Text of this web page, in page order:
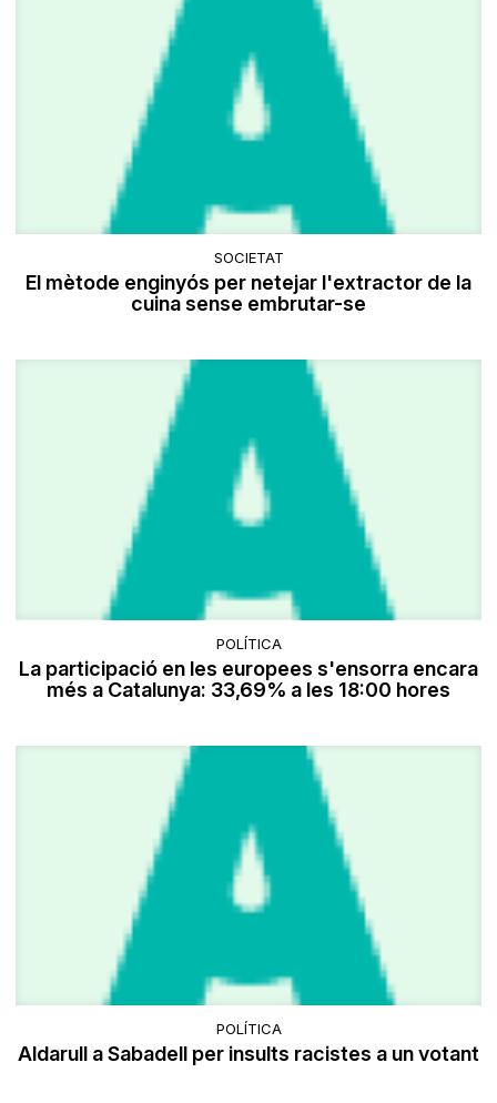
SOCIETAT
El mètode enginyós per netejar l'extractor de la
cuina sense embrutar-se
POLÍTICA
La participació en les europees s'ensorra encara
més a Catalunya: 33,69% a les 18:00 hores
POLÍTICA
Aldarull a Sabadell per insults racistes a un votant